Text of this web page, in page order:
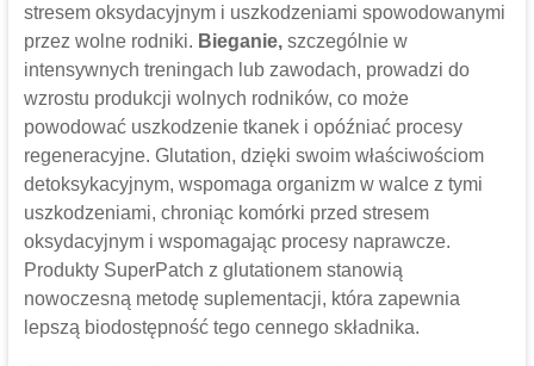
stresem oksydacyjnym i uszkodzeniami spowodowanymi
przez wolne rodniki. Bieganie,szczególnie w
intensywnych treningach lub zawodach, prowadzi do
wzrostu produkcji wolnych rodników, co może
powodować uszkodzenie tkanek i opóźniać procesy
regeneracyjne. Glutation, dzięki swoim właściwościom
detoksykacyjnym, wspomaga organizm w walce z tymi
uszkodzeniami, chroniąc komórki przed stresem
oksydacyjnym i wspomagając procesy naprawcze.
Produkty SuperPatch z glutationem stanowią
nowoczesną metodę suplementacji, która zapewnia
lepszą biodostępność tego cennego składnika.